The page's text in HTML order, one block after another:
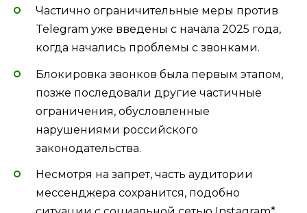
Частично ограничительные меры против
Telegram уже введены с начала 2025 года,
когда начались проблемы с звонками.
Блокировка звонков была первым этапом,
позже последовали другие частичные
ограничения, обусловленные
нарушениями российского
законодательства.
Несмотря на запрет, часть аудитории
мессенджера сохранится, подобно